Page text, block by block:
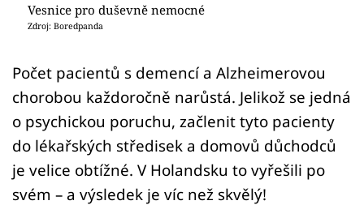
Přihlášení
Sledujte nás
Vesnice pro duševně nemocné
Zdroj: Boredpanda
Počet pacientů s demencí a Alzheimerovou
chorobou každoročně narůstá. Jelikož se jedná
o psychickou poruchu, začlenit tyto pacienty
do lékařských středisek a domovů důchodců
je velice obtížné. V Holandsku to vyřešili po
svém – a výsledek je víc než skvělý!